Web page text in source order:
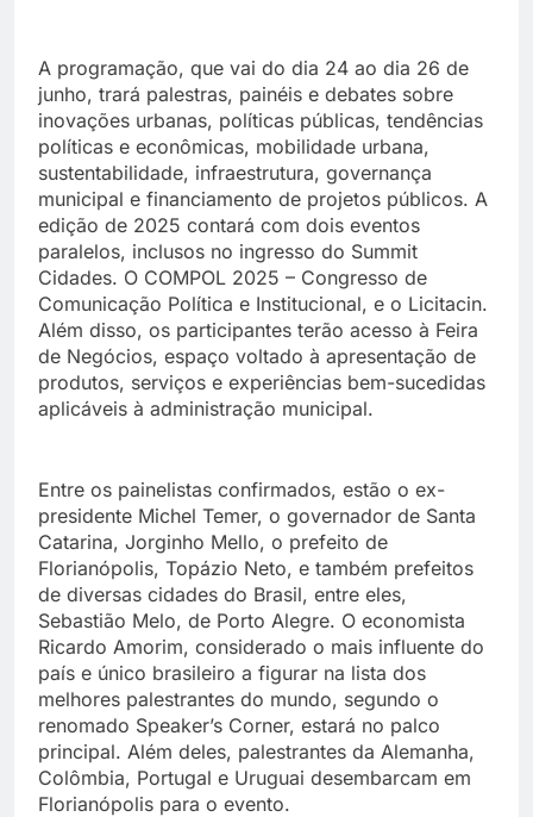
A programação, que vai do dia 24 ao dia 26 de
junho, trará palestras, painéis e debates sobre
inovações urbanas, políticas públicas, tendências
políticas e econômicas, mobilidade urbana,
sustentabilidade, infraestrutura, governança
municipal e financiamento de projetos públicos. A
edição de 2025 contará com dois eventos
paralelos, inclusos no ingresso do Summit
Cidades. O COMPOL 2025 – Congresso de
Comunicação Política e Institucional, e o Licitacin.
Além disso, os participantes terão acesso à Feira
de Negócios, espaço voltado à apresentação de
produtos, serviços e experiências bem-sucedidas
aplicáveis à administração municipal.
Entre os painelistas confirmados, estão o ex-
presidente Michel Temer, o governador de Santa
Catarina, Jorginho Mello, o prefeito de
Florianópolis, Topázio Neto, e também prefeitos
de diversas cidades do Brasil, entre eles,
Sebastião Melo, de Porto Alegre. O economista
Ricardo Amorim, considerado o mais influente do
país e único brasileiro a figurar na lista dos
melhores palestrantes do mundo, segundo o
renomado Speaker’s Corner, estará no palco
principal. Além deles, palestrantes da Alemanha,
Colômbia, Portugal e Uruguai desembarcam em
Florianópolis para o evento.